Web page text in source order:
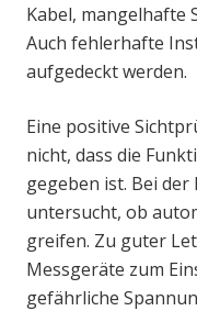
Kabel, mangelhafte
Auch fehlerhafte
aufgedeckt werden.
Eine positive
nicht, dass die
gegeben ist. Bei
untersucht, ob
greifen. Zu guter
Messgeräte zum
gefährliche